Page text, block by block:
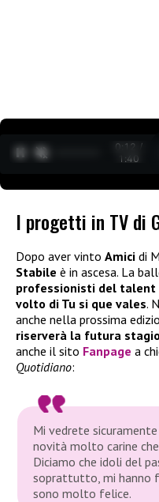
0:12 /
1:40
I progetti in TV di
Dopo aver vinto Amici di
Stabile è in ascesa. La
professionisti del talent
volto di Tu si que vales.
anche nella prossima
riserverà la futura
anche il sito Fanpage a
Quotidiano:
Mi vedrete
novità molto carine
Diciamo che idoli del
soprattutto, mi hanno
sono molto felice.